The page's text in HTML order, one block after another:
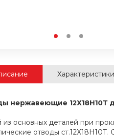
Характеристики
нержавеющие 12Х18Н10Т
основных деталей при
отводы ст.12Х18Н10Т.